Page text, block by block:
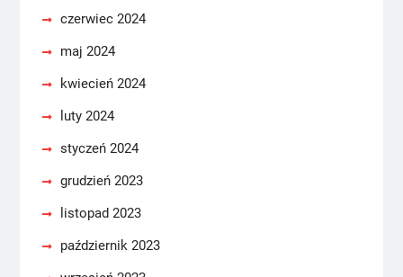
czerwiec 2024
maj 2024
kwiecień 2024
luty 2024
styczeń 2024
grudzień 2023
listopad 2023
październik 2023